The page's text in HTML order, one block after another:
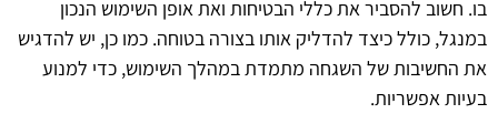
בו. חשוב להסביר את כללי הבטיחות ואת אופן השימוש הנכון
במנגל, כולל כיצד להדליק אותו בצורה בטוחה. כמו כן, יש להדגיש
את החשיבות של השגחה מתמדת במהלך השימוש, כדי למנוע
בעיות אפשריות.